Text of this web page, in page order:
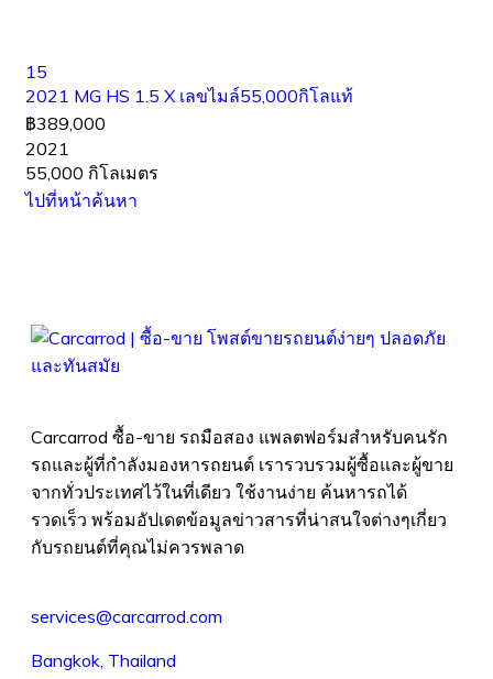
15
2021 MG HS 1.5 X เลขไมล์55,000กิโลแท้
฿389,000
2021
55,000 กิโลเมตร
ไปที่หน้าค้นหา
Carcarrod ซื้อ-ขาย รถมือสอง แพลตฟอร์มสำหรับคนรัก
รถและผู้ที่กำลังมองหารถยนต์ เรารวบรวมผู้ซื้อและผู้ขาย
จากทั่วประเทศไว้ในที่เดียว ใช้งานง่าย ค้นหารถได้
รวดเร็ว พร้อมอัปเดตข้อมูลข่าวสารที่น่าสนใจต่างๆเกี่ยว
กับรถยนต์ที่คุณไม่ควรพลาด
services@carcarrod.com
Bangkok, Thailand